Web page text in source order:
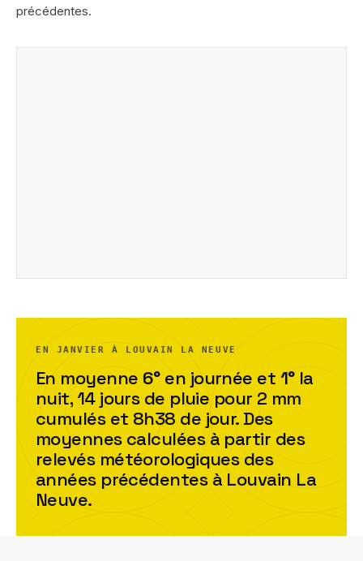
précédentes.
EN JANVIER À LOUVAIN LA NEUVE
En moyenne 6°en journée et 1°la
nuit,14joursde pluie pour 2 mm
cumulés et 8h38 de jour. Des
moyennes calculées à partir des
relevés météorologiques des
années précédentes à Louvain La
Neuve.